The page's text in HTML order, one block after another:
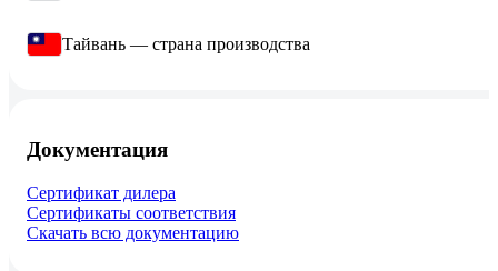
Тайвань — страна производства
Документация
Сертификат дилера
Сертификаты соответствия
Скачать всю документацию